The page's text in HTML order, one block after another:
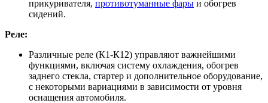
прикуривателя, противотуманные фары и обогрев
сидений.
Реле:
Различные реле (К1-К12) управляют важнейшими
функциями, включая систему охлаждения, обогрев
заднего стекла, стартер и дополнительное оборудование,
с некоторыми вариациями в зависимости от уровня
оснащения автомобиля.